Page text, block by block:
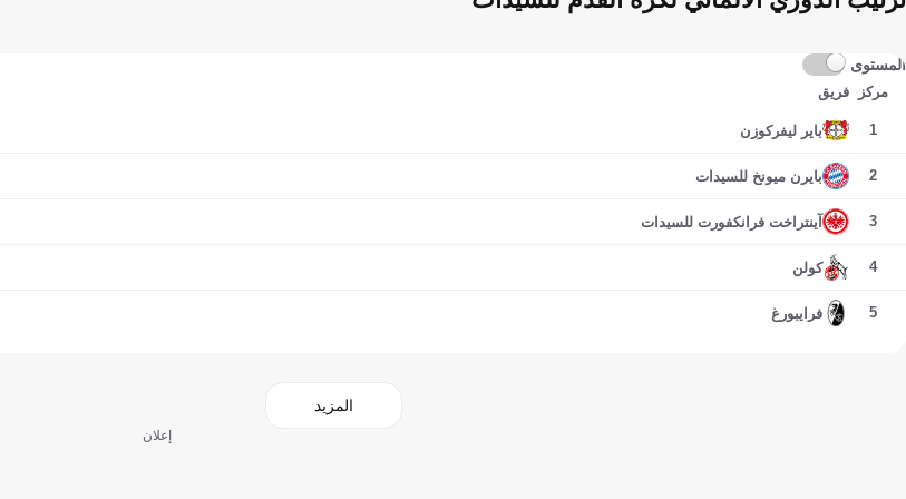
المستوى
مركز فريق
1 باير ليفركوزن
2 بايرن ميونخ للسيدات
3 آينتراخت فرانكفورت للسيدات
4 كولن
5 فرايبورغ
المزيد
إعلان